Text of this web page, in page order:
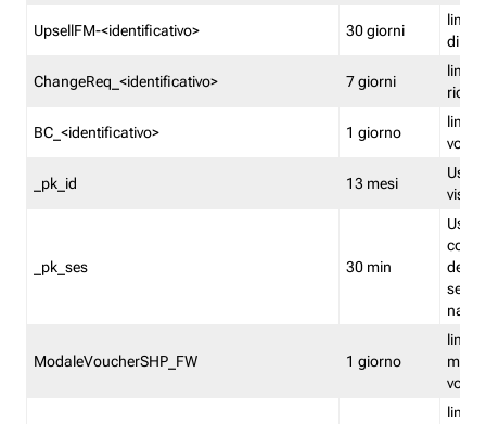
UpsellFM-<identificativo> 30 giorni
limita
di
ChangeReq_<identificativo> 7 giorni
limita
BC_<identificativo> 1 giorno
limita
_pk_id 13 mesi
_pk_ses 30 min
ModaleVoucherSHP_FW 1 giorno